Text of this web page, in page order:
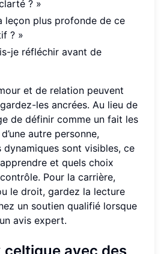
? »
leçon plus profonde de ce
? »
je réfléchir avant de
et de relation peuvent
les ancrées. Au lieu de
de définir comme un fait les
autre personne,
dynamiques sont visibles, ce
et quels choix
Pour la carrière,
le droit, gardez la lecture
un soutien qualifié lorsque
avis expert.
celtique avec des